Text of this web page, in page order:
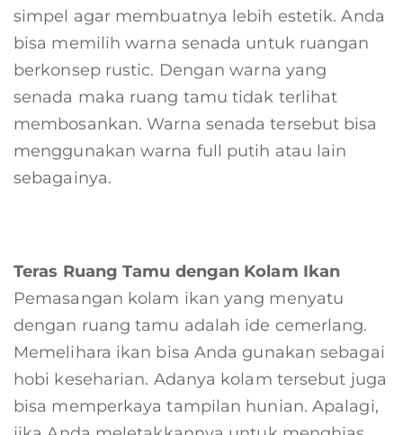
simpel agar membuatnya lebih estetik. Anda
bisa memilih warna senada untuk ruangan
berkonsep rustic. Dengan warna yang
senada maka ruang tamu tidak terlihat
membosankan. Warna senada tersebut bisa
menggunakan warna full putih atau lain
sebagainya.
Teras Ruang Tamu dengan Kolam Ikan
Pemasangan kolam ikan yang menyatu
dengan ruang tamu adalah ide cemerlang.
Memelihara ikan bisa Anda gunakan sebagai
hobi keseharian. Adanya kolam tersebut juga
bisa memperkaya tampilan hunian. Apalagi,